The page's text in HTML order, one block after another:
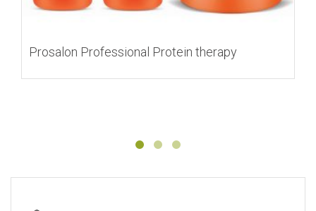
Prosalon Professional Protein therapy